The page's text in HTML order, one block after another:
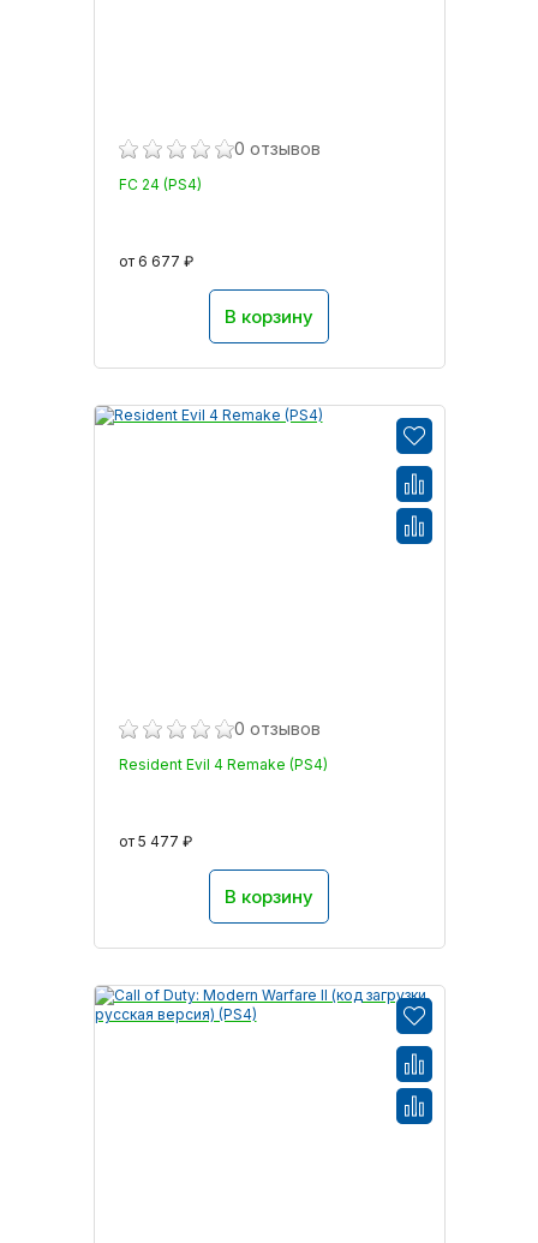
0 отзывов
FC 24 (PS4)
от 6 677 ₽
В корзину
0 отзывов
Resident Evil 4 Remake (PS4)
от 5 477 ₽
В корзину